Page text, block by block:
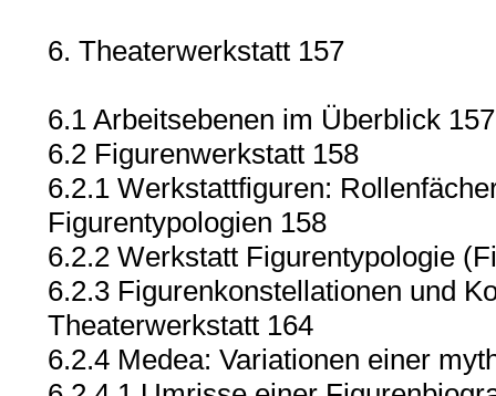
6. Theaterwerkstatt 157
6.1 Arbeitsebenen im Überblick 157
6.2 Figurenwerkstatt 158
6.2.1 Werkstattfiguren:
Figurentypologien 158
6.2.2 Werkstatt Figurentypologie
6.2.3 Figurenkonstellationen und
Theaterwerkstatt 164
6.2.4 Medea: Variationen einer